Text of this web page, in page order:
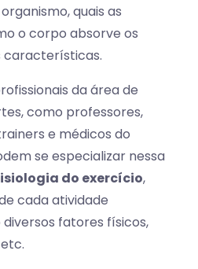
quais as
o corpo absorve os
características.
da área de
como professores,
e médicos do
se especializar nessa
do exercício,
cada atividade
fatores físicos,